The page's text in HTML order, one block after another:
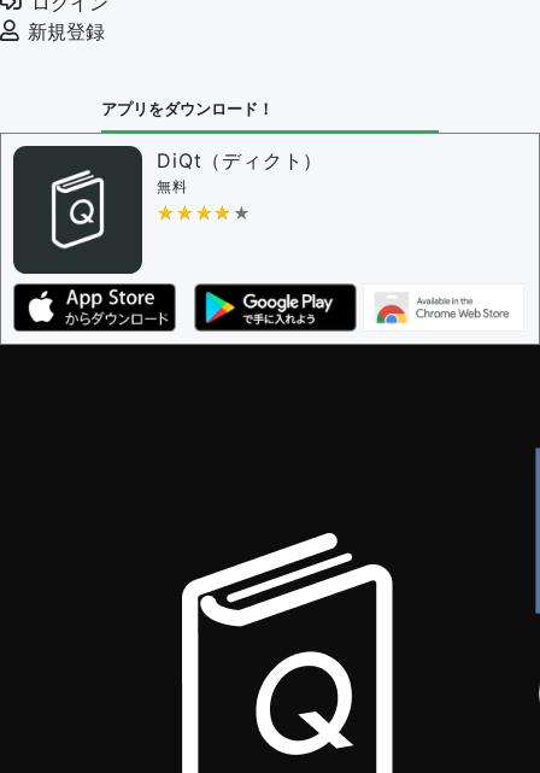
新規登録
アプリをダウンロード！
DiQt（ディクト）
無料
★★★★★
★★★★★